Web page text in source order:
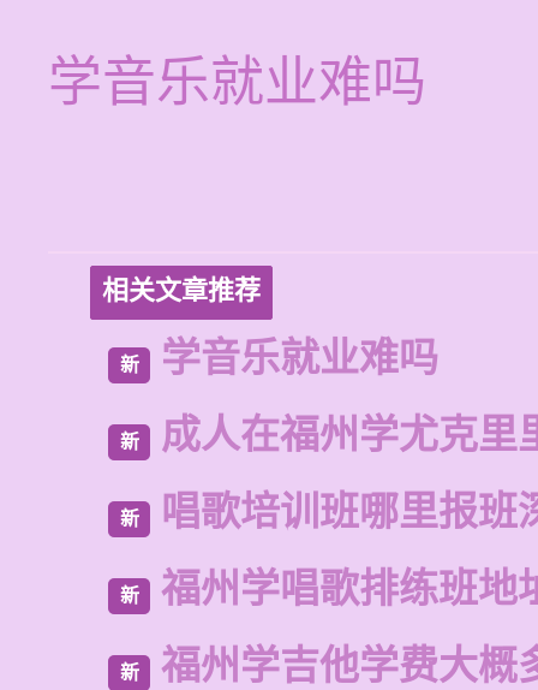
学音乐就业难吗
相关文章推荐
新 学音乐就业难吗
新 成人在福州学尤克里
新 唱歌培训班哪里报班
新 福州学唱歌排练班地
新 福州学吉他学费大概